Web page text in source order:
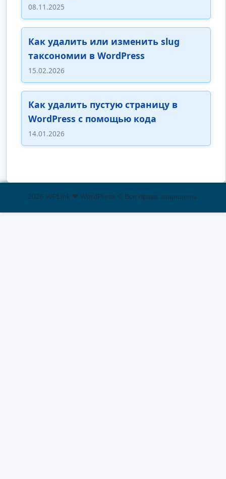
08.11.2025
Как удалить или изменить slug
таксономии в WordPress
15.02.2026
Как удалить пустую страницу в
WordPress с помощью кода
14.01.2026
2026 WPLink ❤ WordPress © Все права защищены.